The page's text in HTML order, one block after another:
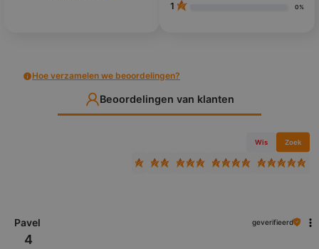
1 0%
Hoe verzamelen we beoordelingen?
Beoordelingen van klanten
Wis Zoek
Pavel geverifieerd
4